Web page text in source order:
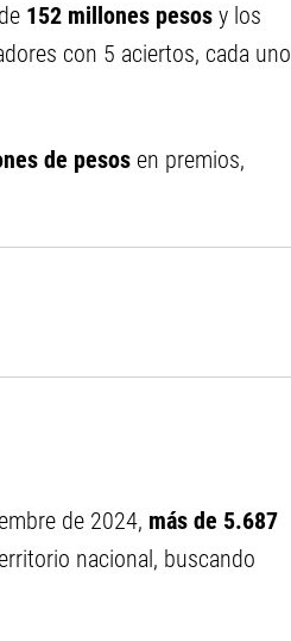
152 millones pesos y los
con 5 aciertos, cada uno
de pesos en premios,
de 2024, más de 5.687
nacional, buscando